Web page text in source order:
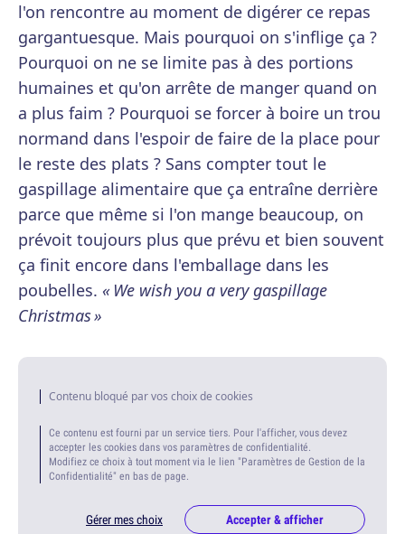
l'on rencontre au moment de digérer ce repas
gargantuesque. Mais pourquoi on s'inflige ça ?
Pourquoi on ne se limite pas à des portions
humaines et qu'on arrête de manger quand on
a plus faim ? Pourquoi se forcer à boire un trou
normand dans l'espoir de faire de la place pour
le reste des plats ? Sans compter tout le
gaspillage alimentaire que ça entraîne derrière
parce que même si l'on mange beaucoup, on
prévoit toujours plus que prévu et bien souvent
ça finit encore dans l'emballage dans les
poubelles. « We wish you a very gaspillage
Christmas »
Contenu bloqué par vos choix de cookies
Ce contenu est fourni par un service tiers. Pour l'afficher, vous devez
accepter les cookies dans vos paramètres de confidentialité.
Modifiez ce choix à tout moment via le lien "Paramètres de Gestion de la
Confidentialité" en bas de page.
Gérer mes choix Accepter & afficher